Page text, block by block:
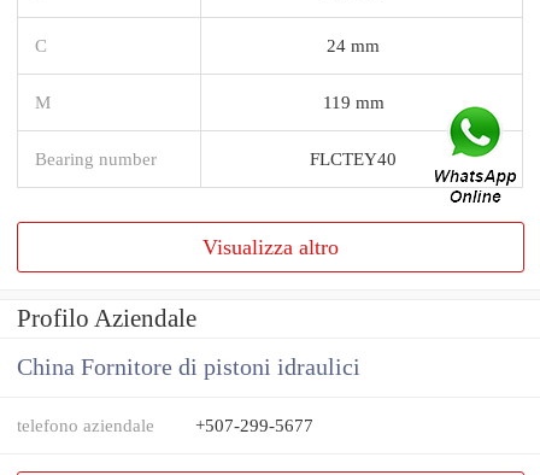
C 24 mm
M 119 mm
Bearing number FLCTEY40
Visualizza altro
Profilo Aziendale
China Fornitore di pistoni idraulici
telefono aziendale +507-299-5677